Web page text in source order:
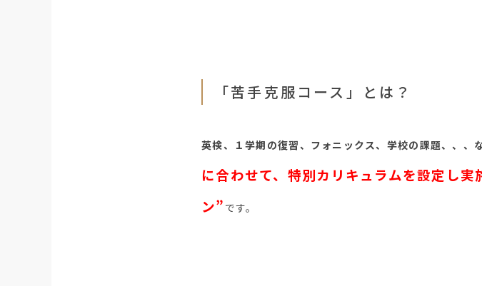
「苦手克服コース」とは？
英検、１学期の復習、フォニックス、学校の課題、、、な
に合わせて、特別カリキュラムを設定し
ン” です。